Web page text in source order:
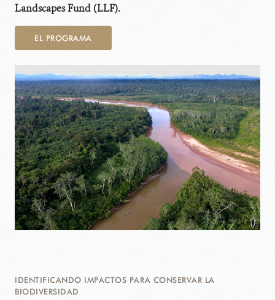
Landscapes Fund (LLF).
EL PROGRAMA
IDENTIFICANDO IMPACTOS PARA CONSERVAR LA
BIODIVERSIDAD